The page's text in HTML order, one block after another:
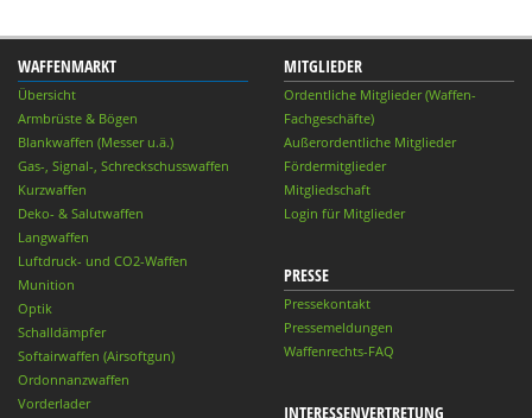
WAFFENMARKT
Übersicht
Armbrüste & Bögen
Blankwaffen (Messer u.ä.)
Gas-, Signal-, Schreckschusswaffen
Kurzwaffen
Deko- & Salutwaffen
Langwaffen
Luftdruck- und CO2-Waffen
Munition
Optik
Schalldämpfer
Softairwaffen (Airsoftgun)
Ordonnanzwaffen
Vorderlader
MITGLIEDER
Ordentliche Mitglieder (Waffen-
Fachgeschäfte)
Außerordentliche Mitglieder
Fördermitglieder
Mitgliedschaft
Login für Mitglieder
PRESSE
Pressekontakt
Pressemeldungen
Waffenrechts-FAQ
INTERESSENVERTRETUNG